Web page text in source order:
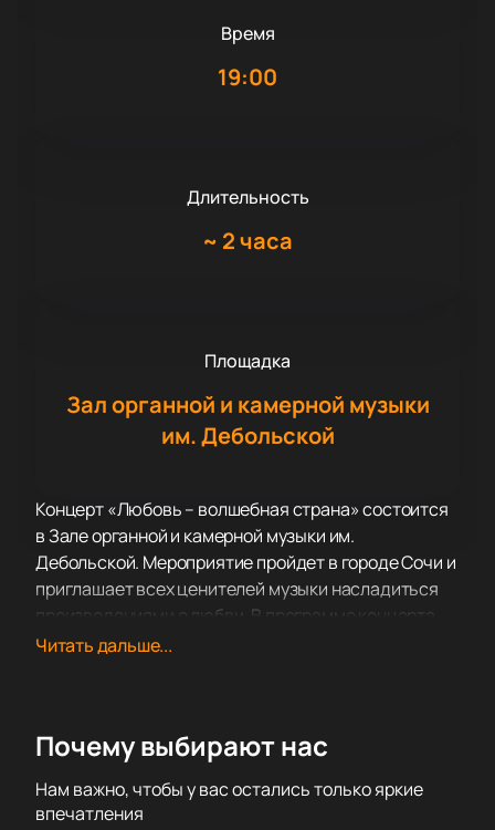
Время
19:00
Длительность
~ 2 часа
Площадка
Зал органной и камерной музыки
им. Дебольской
Концерт «Любовь – волшебная страна» состоится
в Зале органной и камерной музыки им.
Дебольской. Мероприятие пройдет в городе Сочи и
приглашает всех ценителей музыки насладиться
произведениями о любви. В программе концерта
прозвучат популярные арии, дуэты, старинные
органной и камерной музыки им. Дебольской
насладиться высоким качеством звука и
Читать дальше...
Почему выбирают нас
Нам важно, чтобы у вас остались только яркие
впечатления